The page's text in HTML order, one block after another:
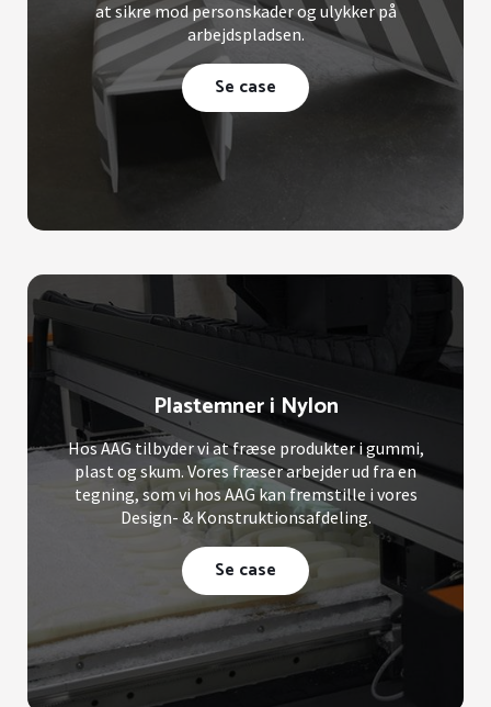
at sikre mod personskader og ulykker på
arbejdspladsen.
Se case
Plastemner i Nylon
Hos AAG tilbyder vi at fræse produkter i gummi,
plast og skum. Vores fræser arbejder ud fra en
tegning, som vi hos AAG kan fremstille i vores
Design- & Konstruktionsafdeling.
Se case